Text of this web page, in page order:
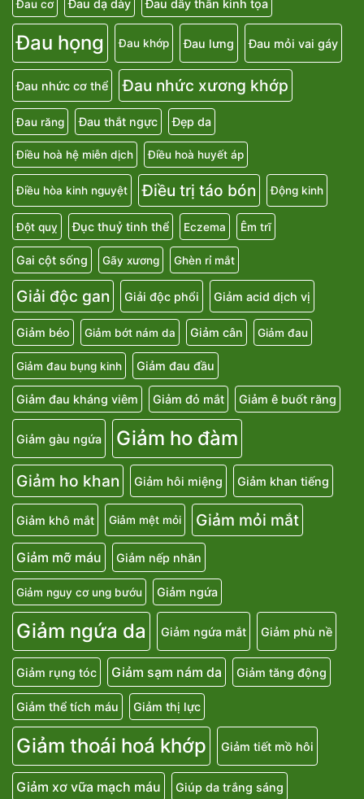
Đau cơ Đau dạ dày Đau dây thần kinh tọa
Đau họng Đau khớp Đau lưng Đau mỏi vai gáy
Đau nhức cơ thể Đau nhức xương khớp
Đau răng Đau thắt ngực Đẹp da
Điều hoà hệ miễn dịch Điều hoà huyết áp
Điều hòa kinh nguyệt Điều trị táo bón Động kinh
Đột quỵ Đục thuỷ tinh thể Eczema Êm trĩ
Gai cột sống Gãy xương Ghèn rỉ mắt
Giải độc gan Giải độc phổi Giảm acid dịch vị
Giảm béo Giảm bớt nám da Giảm cân Giảm đau
Giảm đau bụng kinh Giảm đau đầu
Giảm đau kháng viêm Giảm đỏ mắt Giảm ê buốt răng
Giảm gàu ngứa Giảm ho đàm
Giảm ho khan Giảm hôi miệng Giảm khan tiếng
Giảm khô mắt Giảm mệt mỏi Giảm mỏi mắt
Giảm mỡ máu Giảm nếp nhăn
Giảm nguy cơ ung bướu Giảm ngứa
Giảm ngứa da Giảm ngứa mắt Giảm phù nề
Giảm rụng tóc Giảm sạm nám da Giảm tăng động
Giảm thể tích máu Giảm thị lực
Giảm thoái hoá khớp Giảm tiết mồ hôi
Giảm xơ vữa mạch máu Giúp da trắng sáng